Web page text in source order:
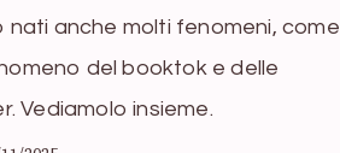
nati anche molti fenomeni, come
del booktok e delle
Vediamolo insieme.